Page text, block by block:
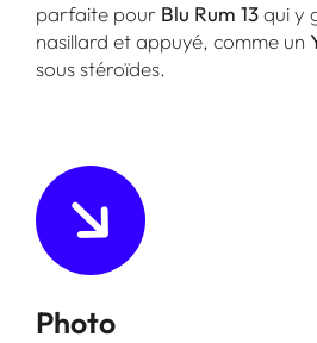
parfaite pour Blu Rum 13qui y
nasillard et appuyé, comme un
sous stéroïdes.
Photo